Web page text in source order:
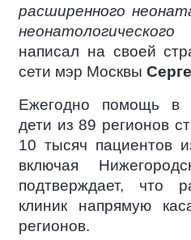
расширенного
написал на своей
сети мэр Москвы
Ежегодно помощь в
дети из 89 регионов
10 тысяч пациентов
включая
подтверждает, что
клиник напрямую
регионов.